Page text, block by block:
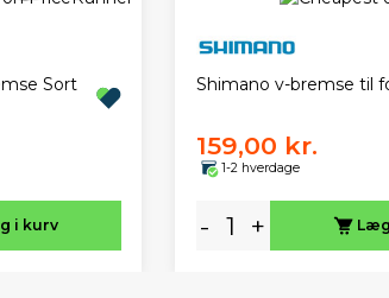
Sort
i kurv
Shimano v-bremse til
159,00 kr.
1-2 hverdage
- +